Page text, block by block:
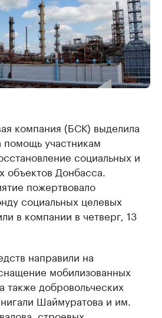
компания (БСК) выделила
участникам
социальных и
объектов Донбасса.
пожертвовало
социальных целевых
в компании в четверг, 13
направили на
мобилизованных
также добровольческих
Шаймуратова и им.